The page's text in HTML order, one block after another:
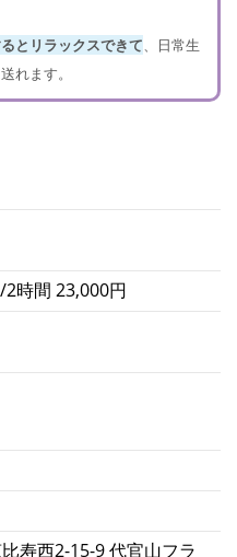
とリラックスできて、日常生
れます。
時間 23,000円
寿西2-15-9 代官山フラ